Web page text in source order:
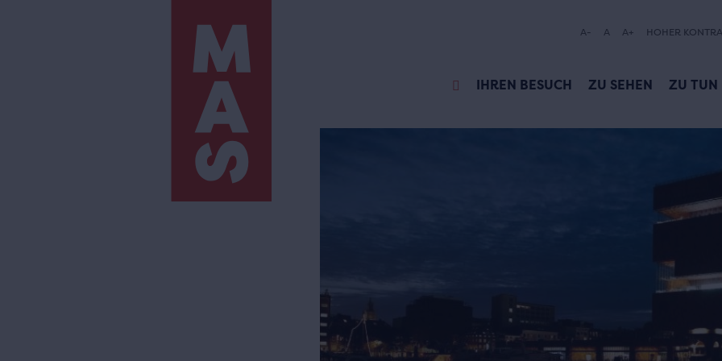
A- A A+ HOHER
IHREN BESUCH ZU SEHEN ZU TUN